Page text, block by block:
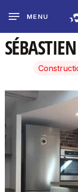
main
content
MENU